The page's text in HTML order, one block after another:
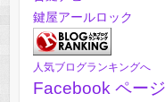
鍵屋アールロック
人気ブログランキングへ
Facebook ページ